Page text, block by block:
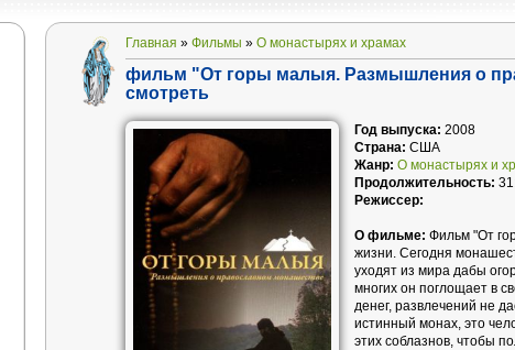
Главная » Фильмы » О монастырях и храмах
фильм "От горы малыя. Размышления о
смотреть
Год выпуска: 2008
Страна: США
Жанр: О монастырях и
Продолжительность:
Режиссер:
О фильме: Фильм "От
жизни. Сегодня
уходят из мира дабы
многих он поглощает в
денег, развлечений не
истинный монах, это
этих соблазнов, чтобы